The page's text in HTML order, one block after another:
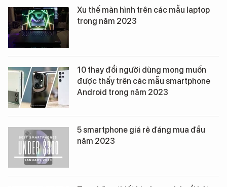
Xu thế màn hình trên các mẫu laptop
trong năm 2023
10 thay đổi người dùng mong muốn
được thấy trên các mẫu smartphone
Android trong năm 2023
5 smartphone giá rẻ đáng mua đầu
năm 2023